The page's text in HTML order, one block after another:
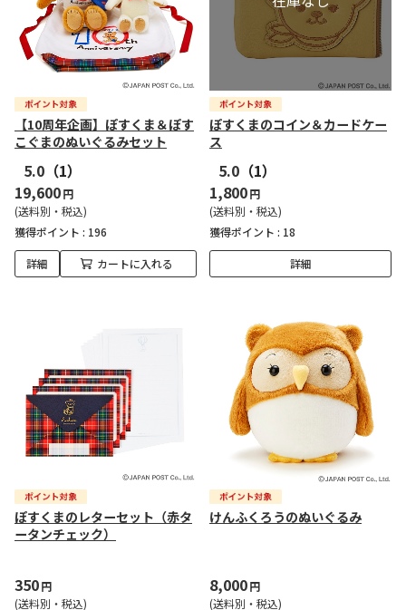
【10周年企画】ぽすくま＆ぽす
こぐまのぬいぐるみセット
5.0 （1）
19,600円
(送料別・税込)
獲得ポイント : 196
詳細 カートに入れる
ぽすくまのコイン＆カードケー
ス
5.0 （1）
1,800円
(送料別・税込)
獲得ポイント : 18
詳細
ぽすくまのレターセット（赤タ
ータンチェック）
350円
(送料別・税込)
けんふくろうのぬいぐるみ
8,000円
(送料別・税込)